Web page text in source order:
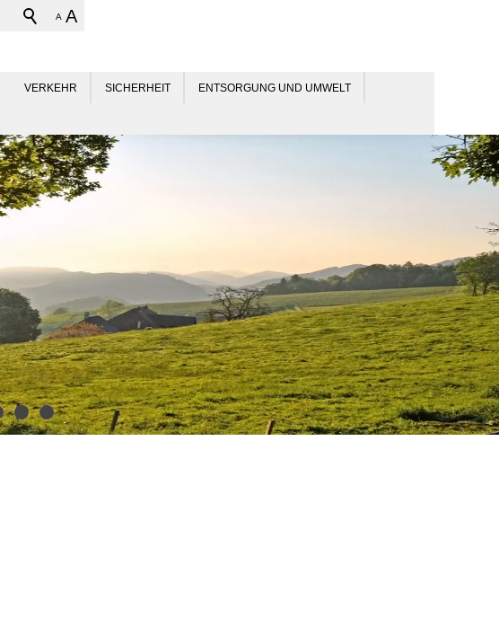
VERKEHR SICHERHEIT ENTSORGUNG UND UMWELT
A A